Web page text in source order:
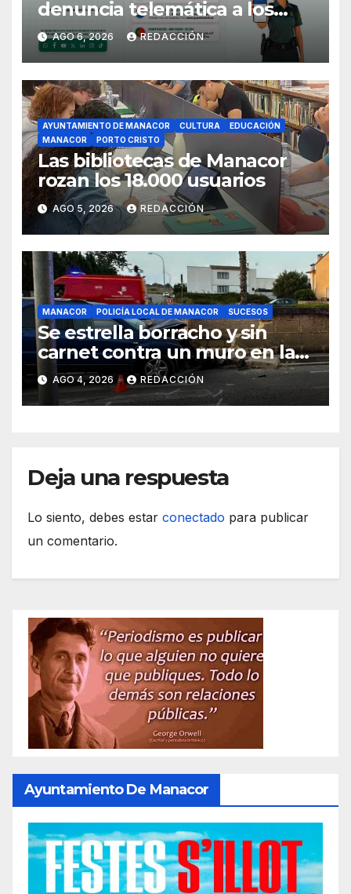
denuncia telemática a los
ciudadanos europeos
AGO 6, 2026 REDACCIÓN
AYUNTAMIENTO DE MANACOR CULTURA
EDUCACIÓN
MANACOR
PORTO CRISTO
Las bibliotecas de Manacor
rozan los 18.000 usuarios
AGO 5, 2026 REDACCIÓN
MANACOR POLICÍA LOCAL DE MANACOR SUCESOS
Se estrella borracho y sin
carnet contra un muro en la
ronda del Port de Manacor y
lo destroza
AGO 4, 2026 REDACCIÓN
Deja una respuesta
Lo siento, debes estar conectado para publicar
un comentario.
Ayuntamiento De Manacor